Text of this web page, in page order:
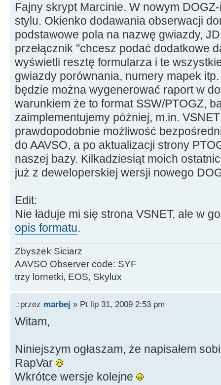
Fajny skrypt Marcinie. W nowym
stylu. Okienko dodawania obserwacji
podstawowe pola na nazwę gwiazdy,
przełącznik "chcesz podać dodatkowe
wyświetli resztę formularza i te
gwiazdy porównania, numery mapek
będzie można wygenerować raport w
warunkiem że to format SSW/PTOGZ,
zaimplementujemy później, m.in.
prawdopodobnie możliwość
do AAVSO, a po aktualizacji strony
naszej bazy. Kilkadziesiąt moich
już z deweloperskiej wersji nowego
Edit:
Nie ładuje mi się strona VSNET, ale w
opis formatu.
Zbyszek Siciarz
AAVSO Observer code: SYF
trzy lornetki, EOS, Skylux
przez marbej » Pt lip 31, 2009 2:53 pm
Witam,
Niniejszym ogłaszam, że napisałem
RapVar
Wkrótce wersje kolejne